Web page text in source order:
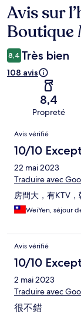
Avis
Avis sur
Boutique
8,4 Très bien
108 avis
8,4
Propreté
Avis
Avis vérifié
10/10
22 mai 2023
Traduire avec
房間大，有KTV，
WeiYen, séjour
Avis vérifié
10/10
2 mai 2023
Traduire avec
很不錯